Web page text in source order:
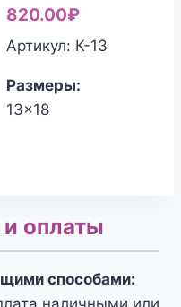
цена
составляла
820.00₽Текущая
цена:
Артикул: К-13
Размеры:
13x18
оплаты
способами: